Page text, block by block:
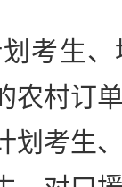
生、
农村订
划考生